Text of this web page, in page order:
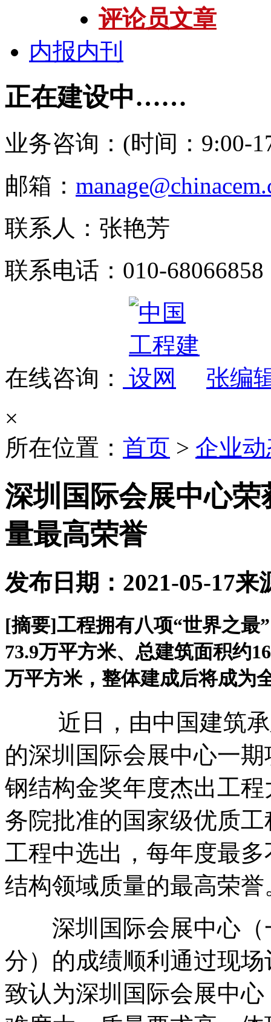
评论员文章
内报内刊
正在建设中……
业务咨询：(时间：9:00-
邮箱：
联系人：张艳芳
联系电话：010-68066858
在线咨询：
张编
×
所在位置： 首页 > 企业
深圳国际会展中心
量最高荣誉
发布日期：2021-05-17来
[摘要]工程拥有八项“世界之最
73.9万平方米、总建筑面积约
万平方米，整体建成后将成为
近日，由中国建筑承
的深圳国际会展中心一
钢结构金奖年度杰出工
务院批准的国家级优质
工程中选出，每年度最
结构领域质量的最高荣誉
深圳国际会展中心（
分）的成绩顺利通过现
致认为深圳国际会展中